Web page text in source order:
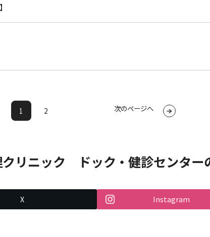
1 2 次のページへ
リニック ドック・健診センター
X Instagram